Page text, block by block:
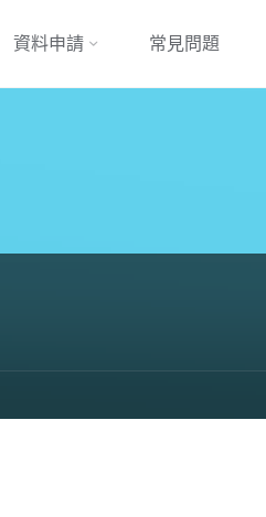
資料申請 常見問題